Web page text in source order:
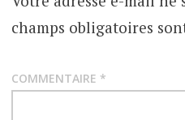
champs obligatoires
COMMENTAIRE *